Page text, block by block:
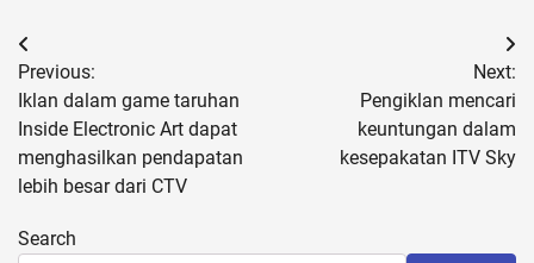
Post
navigation
Previous:
Iklan dalam game taruhan
Inside Electronic Art dapat
menghasilkan pendapatan
lebih besar dari CTV
Next:
Pengiklan mencari
keuntungan dalam
kesepakatan ITV Sky
Search